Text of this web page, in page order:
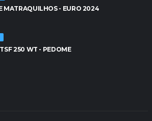
MATRAQUILHOS - EURO 2024
250 WT - PEDOME